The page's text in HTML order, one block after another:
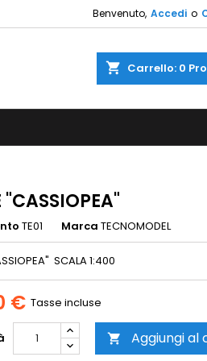
Benvenuto, Accedi o
shopping_cart Carrello: 0
"CASSIOPEA"
TE01 Marca TECNOMODEL
SCALA 1:400
€ Tasse incluse
 Aggiungi al